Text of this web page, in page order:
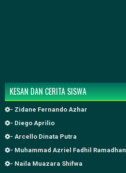
KESAN DAN CERITA SISWA
- Zidane Fernando Azhar
- Diego Aprilio
- Arcello Dinata Putra
- Muhammad Azriel Fadhil Ramadhan
- Naila Muazara Shifwa